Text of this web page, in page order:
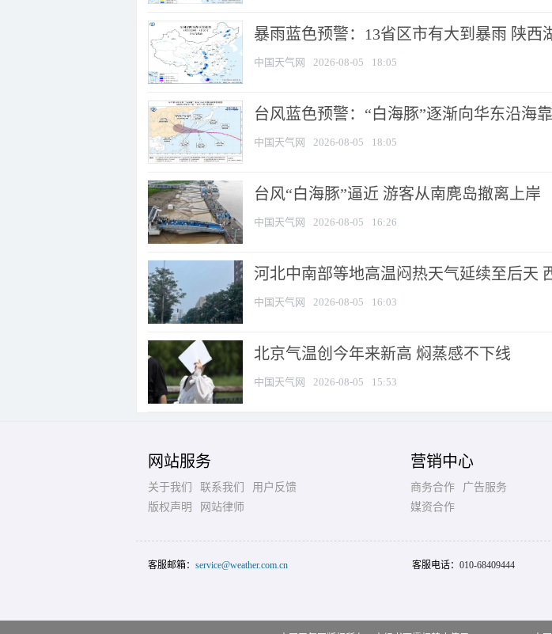
暴雨蓝色预警：13省区市有大到暴雨 陕西
中国天气网 2026-08-05 18:05
台风蓝色预警：“白海豚”逐渐向华东沿海
中国天气网 2026-08-05 18:05
台风“白海豚”逼近 游客从南麂岛撤离上岸
中国天气网 2026-08-05 16:26
河北中南部等地高温闷热天气延续至后天
中国天气网 2026-08-05 16:03
北京气温创今年来新高 焖蒸感不下线
中国天气网 2026-08-05 15:53
网站服务
关于我们 联系我们
用户反馈
版权声明
网站律师
营销中心
商务合作
广告服务
媒资合作
客服邮箱： service@weather.com.cn 客服电话： 010-68409444